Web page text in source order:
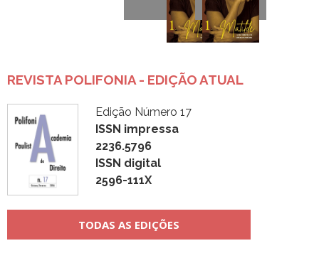
REVISTA POLIFONIA - EDIÇÃO ATUAL
Edição Número 17
ISSN impressa
2236.5796
ISSN digital
2596-111X
TODAS AS EDIÇÕES